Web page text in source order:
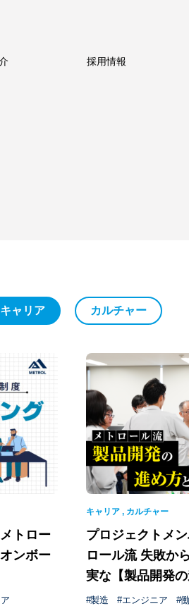
採用情報
キャリア カルチャー
トロー
ンボー
キャリア, カルチャー
プロジェクトメ
ロール流 失敗か
実な【製品開発
製造 エンジニア